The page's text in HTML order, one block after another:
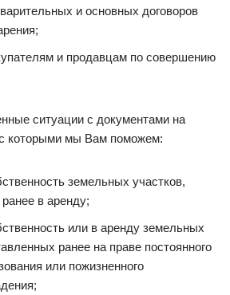
и основных договоров
и продавцам по совершению
ситуации с документами на
которыми мы Вам поможем:
земельных участков,
в аренду;
или в аренду земельных
ранее на праве постоянного
или пожизненного